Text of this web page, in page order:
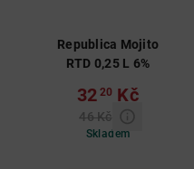
Republica Mojito
RTD 0,25 L 6%
32 20 Kč
46 Kč
Skladem